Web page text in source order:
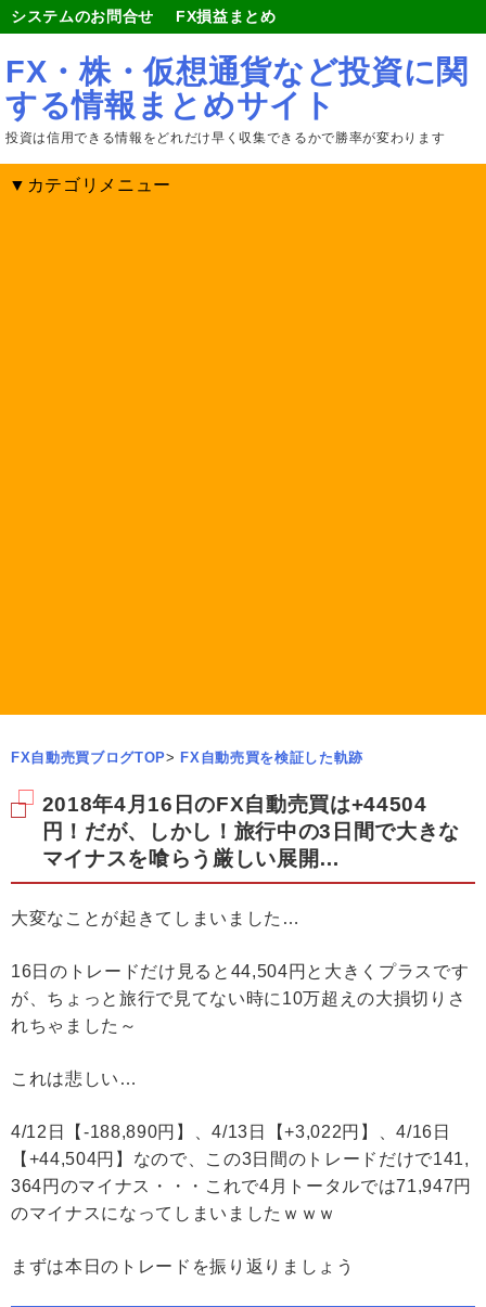
システムのお問合せ FX損益まとめ
FX・株・仮想通貨など投資に関
する情報まとめサイト
投資は信用できる情報をどれだけ早く収集できるかで勝率が変わります
▼カテゴリメニュー
FX自動売買ブログTOP> FX自動売買を検証した軌跡
2018年4月16日のFX自動売買は+44504
円！だが、しかし！旅行中の3日間で大きな
マイナスを喰らう厳しい展開…
大変なことが起きてしまいました…
16日のトレードだけ見ると44,504円と大きくプラスです
が、ちょっと旅行で見てない時に10万超えの大損切りさ
れちゃました～
これは悲しい…
4/12日【-188,890円】、4/13日【+3,022円】、4/16日
【+44,504円】なので、この3日間のトレードだけで141,
364円のマイナス・・・これで4月トータルでは71,947円
のマイナスになってしまいましたｗｗｗ
まずは本日のトレードを振り返りましょう